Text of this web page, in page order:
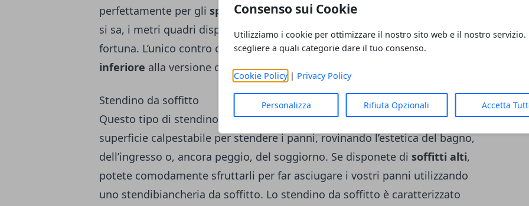
Consenso sui Cookie
Utilizziamo i cookie per ottimizzare il nostro sito web e il nostro servizio.
scegliere a quali categorie dare il tuo consenso.
Cookie Policy| Privacy Policy
Personalizza Rifiuta Opzionali Accetta
perfettamente per gli spazi ristretti, come gli appartamenti di città, in cui,
si sa, i metri quadri disponibili scarseggiano o comunque costano una
fortuna. L’unico contro dello stendino verticale è lametratura di filo spesso
inferiore alla versione orizzontale, ma è caratteristico del modello stesso.
Stendino da soffitto
Questo tipo di stendino è ideale per coloro che non vogliono utilizzare
superficie calpestabile per stendere i panni, rovinando l’estetica del bagno,
dell’ingresso o, ancora peggio, del soggiorno. Se disponete di soffitti alti,
potete comodamente sfruttarli per far asciugare i vostri panni utilizzando
uno stendibiancheria da soffitto. Lo stendino da soffitto è caratterizzato